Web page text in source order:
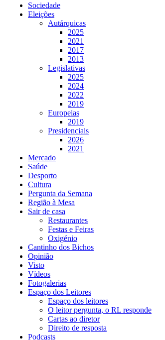
Sociedade
Eleições
Autárquicas
2025
2021
2017
2013
Legislativas
2025
2024
2022
2019
Europeias
2019
Presidenciais
2026
2021
Mercado
Saúde
Desporto
Cultura
Pergunta da Semana
Região à Mesa
Sair de casa
Restaurantes
Festas e Feiras
Oxigénio
Cantinho dos Bichos
Opinião
Visto
Vídeos
Fotogalerias
Espaço dos Leitores
Espaço dos leitores
O leitor pergunta, o RL responde
Cartas ao diretor
Direito de resposta
Podcasts